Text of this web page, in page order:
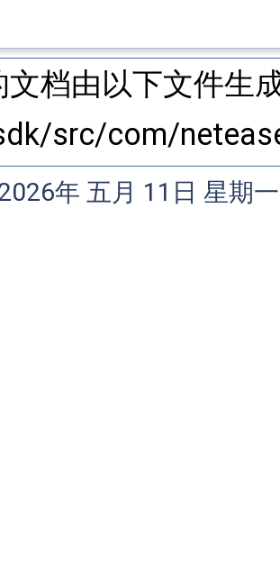
文档由以下文件生
src/com/
年 五月 11日 星期